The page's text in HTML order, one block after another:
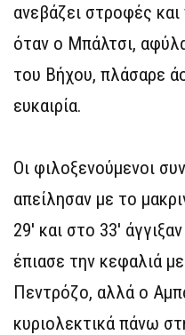
ανεβάζει στροφές
όταν ο Μπάλτσι,
του Βήχου, πλάσαρε
ευκαιρία.
Οι φιλοξενούμενοι
απείλησαν με το
29′ και στο 33′
έπιασε την κεφαλιά
Πεντρόζο, αλλά ο
κυριολεκτικά πάνω